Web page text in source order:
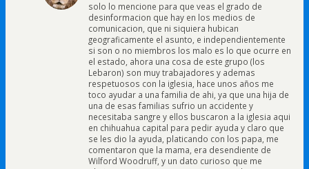
solo lo mencione para que veas el grado de
desinformacion que hay en los medios de
comunicacion, que ni siquiera hubican
geograficamente el asunto, e independientemente
si son o no miembros los malo es lo que ocurre en
el estado, ahora una cosa de este grupo (los
Lebaron) son muy trabajadores y ademas
respetuosos con la iglesia, hace unos años me
toco ayudar a una familia de ahi, ya que una hija de
una de esas familias sufrio un accidente y
necesitaba sangre y ellos buscaron a la iglesia aqui
en chihuahua capital para pedir ayuda y claro que
se les dio la ayuda, platicando con los papa, me
comentaron que la mama, era desendiente de
Wilford Woodruff, y un dato curioso que me